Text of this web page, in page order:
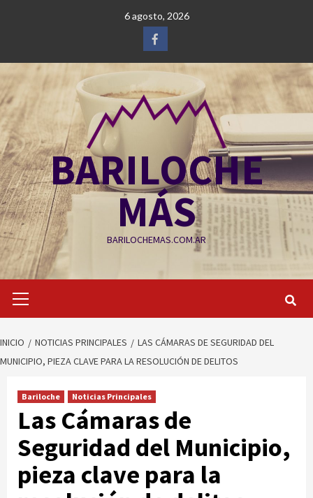
6 agosto, 2026
Facebook
BARILOCHE
MÁS
BARILOCHEMAS.COM.AR
primario
INICIO NOTICIAS PRINCIPALES
LAS CÁMARAS DE SEGURIDAD DEL
MUNICIPIO, PIEZA CLAVE PARA LA RESOLUCIÓN DE DELITOS
Bariloche Noticias Principales
Las Cámaras de
Seguridad del Municipio,
pieza clave para la